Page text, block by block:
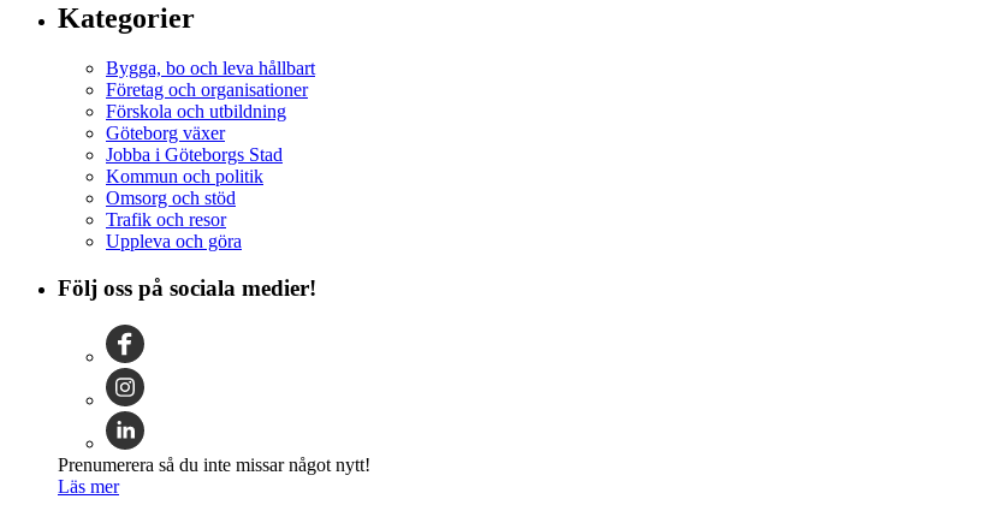
Kategorier
Bygga, bo och leva hållbart
Företag och organisationer
Förskola och utbildning
Göteborg växer
Jobba i Göteborgs Stad
Kommun och politik
Omsorg och stöd
Trafik och resor
Uppleva och göra
Följ oss på sociala medier!
Prenumerera så du inte missar något nytt!
Läs mer